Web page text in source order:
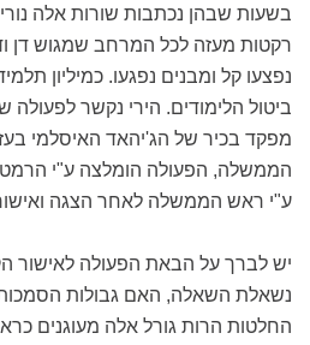
בשעות שבהן נכתבות שורות אלה
רקטות מעזה לכל המרחב שמגוש דן
נפצעו קל ומבנים נפגעו. כמיליון
ביטול הלימודים. הירי נקשר
מפקד בכיר של הג'יהאד האיסלמי
הממשלה, הפעולה הומלצה ע"י
ע"י ראש הממשלה לאחר הצגה
יש לברך על הבאת הפעולה לאישור
נשאלת השאלה, האם גבולות הסמכות
החלטות הרות גורל אלה מעוגנים